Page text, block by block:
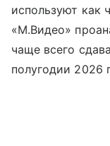
используют как
«М.Видео»
чаще всего
полугодии 2026